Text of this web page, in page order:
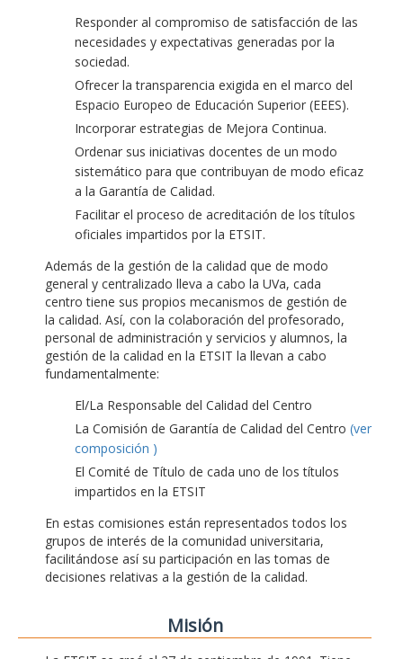
Responder al compromiso de satisfacción de las
necesidades y expectativas generadas por la
sociedad.
Ofrecer la transparencia exigida en el marco del
Espacio Europeo de Educación Superior (EEES).
Incorporar estrategias de Mejora Continua.
Ordenar sus iniciativas docentes de un modo
sistemático para que contribuyan de modo eficaz
a la Garantía de Calidad.
Facilitar el proceso de acreditación de los títulos
oficiales impartidos por la ETSIT.
Además de la gestión de la calidad que de modo
general y centralizado lleva a cabo la UVa, cada
centro tiene sus propios mecanismos de gestión de
la calidad. Así, con la colaboración del profesorado,
personal de administración y servicios y alumnos, la
gestión de la calidad en la ETSIT la llevan a cabo
fundamentalmente:
El/La Responsable del Calidad del Centro
La Comisión de Garantía de Calidad del Centro (ver
composición )
El Comité de Título de cada uno de los títulos
impartidos en la ETSIT
En estas comisiones están representados todos los
grupos de interés de la comunidad universitaria,
facilitándose así su participación en las tomas de
decisiones relativas a la gestión de la calidad.
Misión